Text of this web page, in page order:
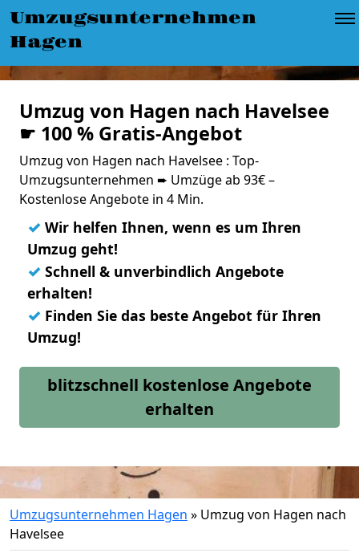
Umzugsunternehmen
Hagen
Umzug von Hagen nach Havelsee
☛ 100 % Gratis-Angebot
Umzug von Hagen nach Havelsee : Top-
Umzugsunternehmen ➨ Umzüge ab 93€ –
Kostenlose Angebote in 4 Min.
✓ Wir helfen Ihnen, wenn es um Ihren
Umzug geht!
✓ Schnell & unverbindlich Angebote
erhalten!
✓ Finden Sie das beste Angebot für Ihren
Umzug!
blitzschnell kostenlose Angebote
erhalten
Umzugsunternehmen Hagen » Umzug von Hagen nach
Havelsee